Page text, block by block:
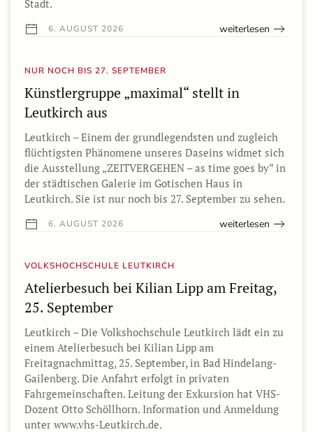
Stadt.
6. AUGUST 2026 weiterlesen
NUR NOCH BIS 27. SEPTEMBER
Künstlergruppe „maximal“ stellt in
Leutkirch aus
Leutkirch – Einem der grundlegendsten und zugleich
flüchtigsten Phänomene unseres Daseins widmet sich
die Ausstellung „ZEITVERGEHEN – as time goes by“ in
der städtischen Galerie im Gotischen Haus in
Leutkirch. Sie ist nur noch bis 27. September zu sehen.
6. AUGUST 2026 weiterlesen
VOLKSHOCHSCHULE LEUTKIRCH
Atelierbesuch bei Kilian Lipp am Freitag,
25. September
Leutkirch – Die Volkshochschule Leutkirch lädt ein zu
einem Atelierbesuch bei Kilian Lipp am
Freitagnachmittag, 25. September, in Bad Hindelang-
Gailenberg. Die Anfahrt erfolgt in privaten
Fahrgemeinschaften. Leitung der Exkursion hat VHS-
Dozent Otto Schöllhorn. Information und Anmeldung
unter www.vhs-Leutkirch.de.